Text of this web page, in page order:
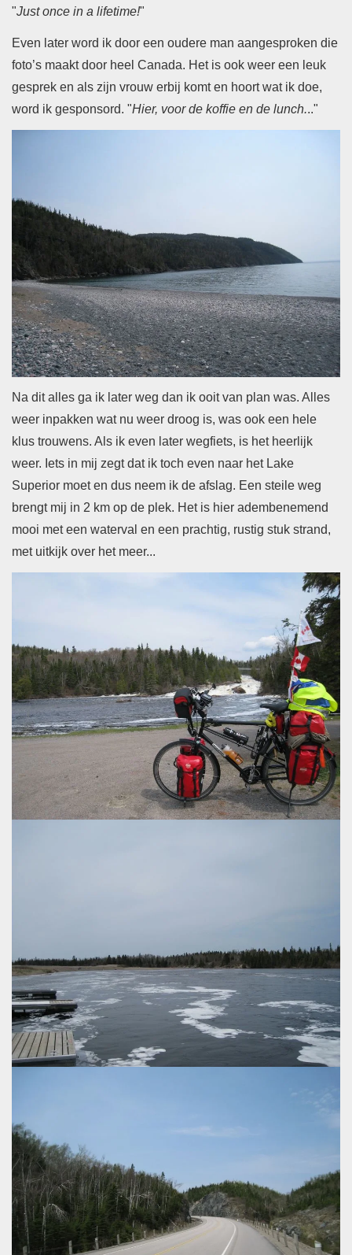
"Just once in a lifetime!"
Even later word ik door een oudere man aangesproken die
foto’s maakt door heel Canada. Het is ook weer een leuk
gesprek en als zijn vrouw erbij komt en hoort wat ik doe,
word ik gesponsord. "Hier, voor de koffie en de lunch..."
Na dit alles ga ik later weg dan ik ooit van plan was. Alles
weer inpakken wat nu weer droog is, was ook een hele
klus trouwens. Als ik even later wegfiets, is het heerlijk
weer. Iets in mij zegt dat ik toch even naar het Lake
Superior moet en dus neem ik de afslag. Een steile weg
brengt mij in 2 km op de plek. Het is hier adembenemend
mooi met een waterval en een prachtig, rustig stuk strand,
met uitkijk over het meer...